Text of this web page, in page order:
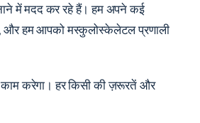
में मदद कर रहे हैं। हम अपने कई
है, और हम आपको मस्कुलोस्केलेटल प्रणाली
काम करेगा। हर किसी की ज़रूरतें और